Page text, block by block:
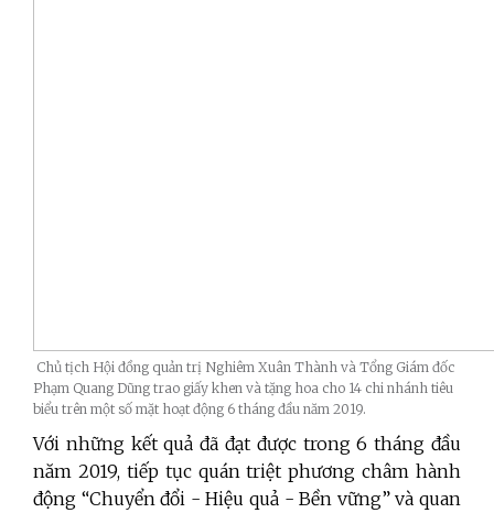
Chủ tịch Hội đồng quản trị Nghiêm Xuân Thành và Tổng Giám đốc
Phạm Quang Dũng trao giấy khen và tặng hoa cho 14 chi nhánh tiêu
biểu trên một số mặt hoạt động 6 tháng đầu năm 2019.
Với những kết quả đã đạt được trong 6 tháng đầu
năm 2019, tiếp tục quán triệt phương châm hành
động “Chuyển đổi - Hiệu quả - Bền vững” và quan